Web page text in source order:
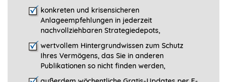
konkreten und krisensicheren
Anlageempfehlungen in jederzeit
nachvollziehbaren Strategiedepots,
wertvollem Hintergrundwissen zum Schutz
Ihres Vermögens, das Sie in anderen
Publikationen so nicht finden werden,